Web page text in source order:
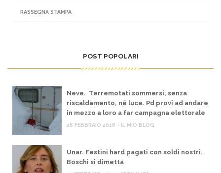
RASSEGNA STAMPA
POST POPOLARI
Neve. Terremotati sommersi, senza
riscaldamento, né luce. Pd provi ad andare
in mezzo a loro a far campagna elettorale
26 FEBBRAIO 2018 - IL MIO BLOG
Unar. Festini hard pagati con soldi nostri.
Boschi si dimetta